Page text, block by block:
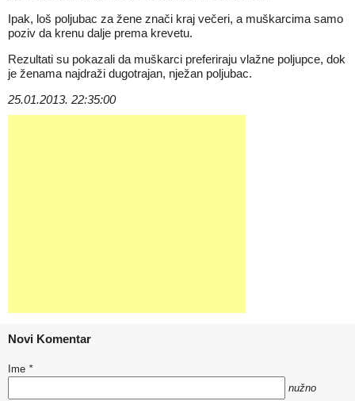
Ipak, loš poljubac za žene znači kraj večeri, a muškarcima samo
poziv da krenu dalje prema krevetu.
Rezultati su pokazali da muškarci preferiraju vlažne poljupce, dok
je ženama najdraži dugotrajan, nježan poljubac.
25.01.2013. 22:35:00
Novi Komentar
Ime *
nužno